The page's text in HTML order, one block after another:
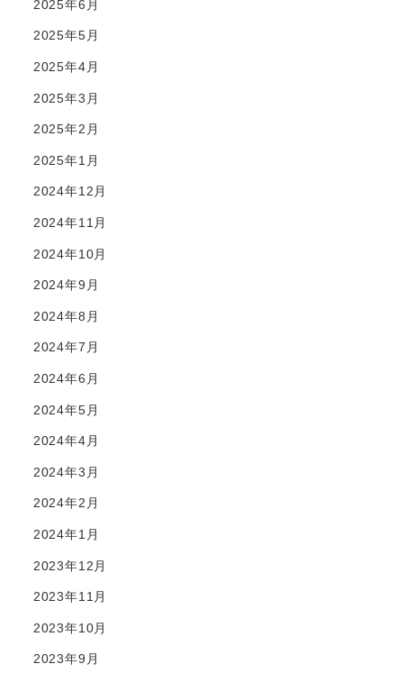
2025年6月
2025年5月
2025年4月
2025年3月
2025年2月
2025年1月
2024年12月
2024年11月
2024年10月
2024年9月
2024年8月
2024年7月
2024年6月
2024年5月
2024年4月
2024年3月
2024年2月
2024年1月
2023年12月
2023年11月
2023年10月
2023年9月